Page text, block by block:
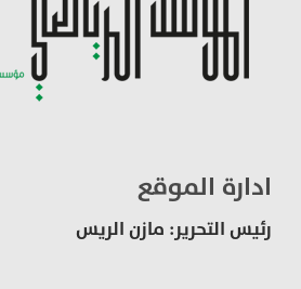
ادارة الموقع
رئيس التحرير: مازن الريس